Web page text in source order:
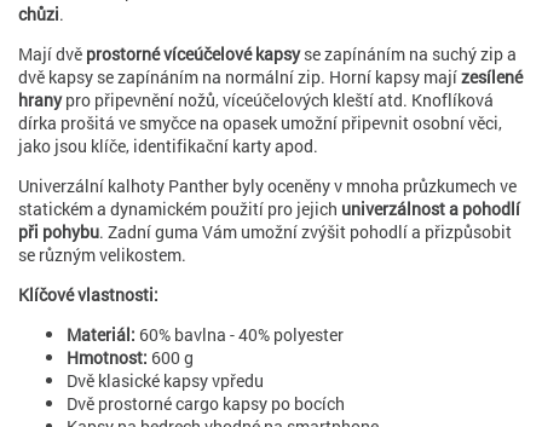
chůzi.
Mají dvě prostorné víceúčelové kapsyse zapínáním na suchý zip a
dvě kapsy se zapínáním na normální zip. Horní kapsy majízesílené
hranypro připevnění nožů, víceúčelových kleští atd. Knoflíková
dírka prošitá ve smyčce na opasek umožní připevnit osobní věci,
jako jsou klíče, identifikační karty apod.
Univerzální kalhoty Panther byly oceněny v mnoha průzkumech ve
statickém a dynamickém použití pro jejich univerzálnost a pohodlí
při pohybu. Zadní guma Vám umožní zvýšit pohodlí a přizpůsobit
se různým velikostem.
Klíčové vlastnosti:
Materiál: 60% bavlna - 40% polyester
Hmotnost: 600 g
Dvě klasické kapsy vpředu
Dvě prostorné cargo kapsy po bocích